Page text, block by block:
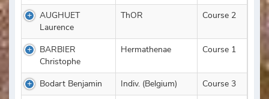
AUGHUET
Laurence
ThOR Course 2
BARBIER
Christophe
Hermathenae Course 1
Bodart Benjamin Indiv. (Belgium)
Course 3